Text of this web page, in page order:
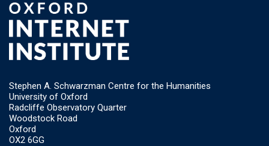
Stephen A. Schwarzman Centre for the Humanities
University of Oxford
Radcliffe Observatory Quarter
Woodstock Road
Oxford
OX2 6GG